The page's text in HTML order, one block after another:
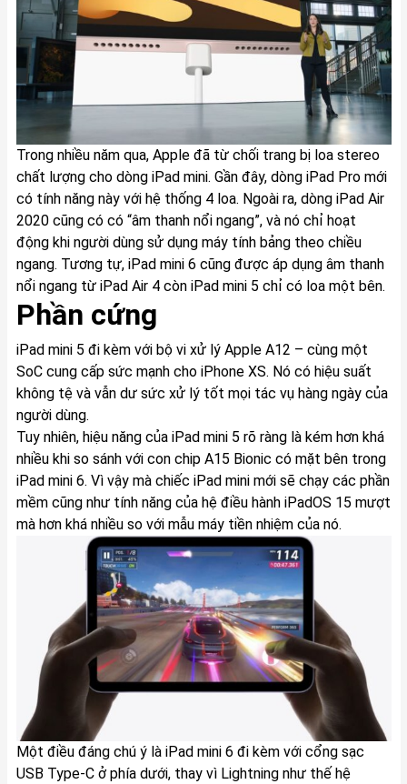
Trong nhiều năm qua, Apple đã từ chối trang bị loa stereo
chất lượng cho dòng iPad mini. Gần đây, dòng iPad Pro mới
có tính năng này với hệ thống 4 loa. Ngoài ra, dòng iPad Air
2020 cũng có có “âm thanh nổi ngang”, và nó chỉ hoạt
động khi người dùng sử dụng máy tính bảng theo chiều
ngang. Tương tự, iPad mini 6 cũng được áp dụng âm thanh
nổi ngang từ iPad Air 4 còn iPad mini 5 chỉ có loa một bên.
Phần cứng
iPad mini 5 đi kèm với bộ vi xử lý Apple A12 – cùng một
SoC cung cấp sức mạnh cho iPhone XS. Nó có hiệu suất
không tệ và vẫn dư sức xử lý tốt mọi tác vụ hàng ngày của
người dùng.
Tuy nhiên, hiệu năng của iPad mini 5 rõ ràng là kém hơn khá
nhiều khi so sánh với con chip A15 Bionic có mặt bên trong
iPad mini 6. Vì vậy mà chiếc iPad mini mới sẽ chạy các phần
mềm cũng như tính năng của hệ điều hành iPadOS 15 mượt
mà hơn khá nhiều so với mẫu máy tiền nhiệm của nó.
Một điều đáng chú ý là iPad mini 6 đi kèm với cổng sạc
USB Type-C ở phía dưới, thay vì Lightning như thế hệ